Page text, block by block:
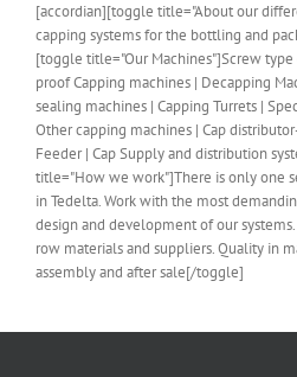
[accordian][toggle title="About our
capping systems for the bottling and
[toggle title="Our Machines"]Screw
proof Capping machines | Decapping
sealing machines | Capping Turrets |
Other capping machines | Cap
Feeder | Cap Supply and distribution
title="How we work"]There is only one
in Tedelta. Work with the most
design and development of our
row materials and suppliers. Quality in
assembly and after sale[/toggle]